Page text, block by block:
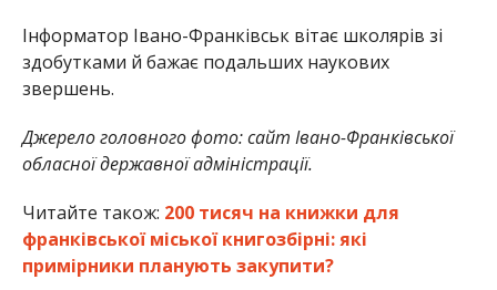
Інформатор Івано-Франківськ вітає школярів зі
здобутками й бажає подальших наукових
звершень.
Джерело головного фото: сайт Івано-Франківської
обласної державної адміністрації.
Читайте також: 200 тисяч на книжки для
франківської міської книгозбірні: які
примірники планують закупити?